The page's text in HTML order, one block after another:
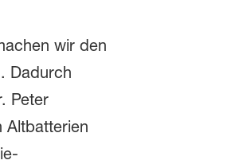
wir den
Dadurch
Peter
Altbatterien